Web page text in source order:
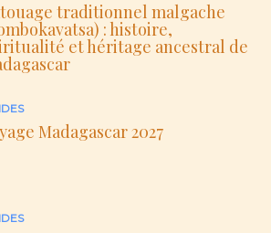
traditionnel malgache
: histoire,
et héritage ancestral de
Madagascar 2027